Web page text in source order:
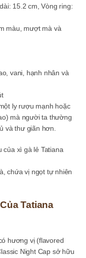
15.2 cm, Vòng ring:
màu, mượt mà và
vani, hạnh nhân và
ly rượu mạnh hoặc
mà người ta thường
và thư giãn hơn.
chứa vị ngọt tự nhiên
Tatiana
hương vị (flavored
Night Cap sở hữu